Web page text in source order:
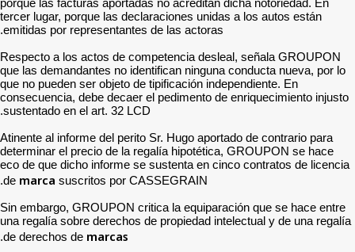
porque las facturas
tercer lugar, porque las
emitidas por
Respecto a los actos de
que las demandantes no
que no pueden ser objeto
consecuencia, debe
Atinente al informe del
determinar el precio de la
eco de que dicho informe
Sin embargo, GROUPON
una regalía sobre